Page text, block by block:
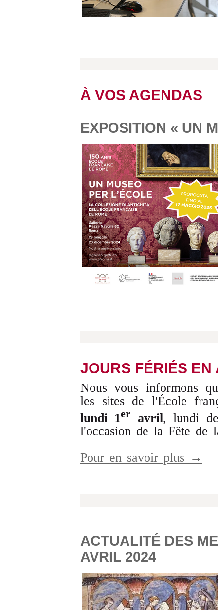
À VOS AGENDAS
EXPOSITION « UN
JOURS FÉRIÉS EN
Nous vous informons
les sites de l'École
lundi 1er avril, lundi
l'occasion de la Fête de
Pour en savoir plus →
ACTUALITÉ DES
AVRIL 2024